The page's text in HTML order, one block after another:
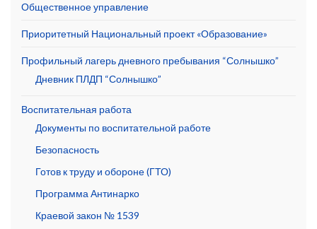
Общественное управление
Приоритетный Национальный проект «Образование»
Профильный лагерь дневного пребывания “Солнышко”
Дневник ПЛДП “Солнышко”
Воспитательная работа
Документы по воспитательной работе
Безопасность
Готов к труду и обороне (ГТО)
Программа Антинарко
Краевой закон № 1539